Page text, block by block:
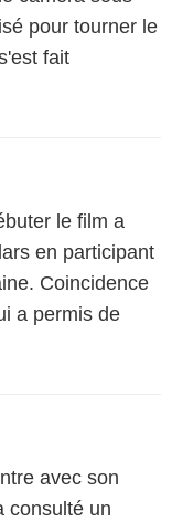
pour tourner le
fait
le film a
en participant
Coincidence
a permis de
avec son
consulté un